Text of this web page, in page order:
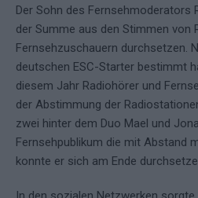
Der Sohn des Fernsehmoderators
der Summe aus den Stimmen von
Fernsehzuschauern durchsetzen.
deutschen ESC-Starter bestimmt
diesem Jahr Radiohörer und
der Abstimmung der
zwei hinter dem Duo Mael und
Fernsehpublikum die mit Abstand
konnte er sich am Ende